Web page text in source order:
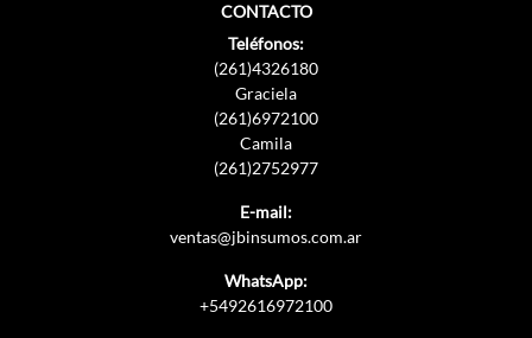
CONTACTO
Teléfonos:
(261)4326180
Graciela
(261)6972100
Camila
(261)2752977
E-mail:
ventas@jbinsumos.com.ar
WhatsApp:
+5492616972100